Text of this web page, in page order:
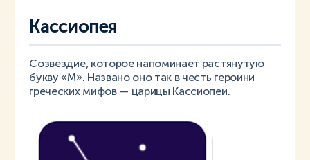
Кассиопея
Созвездие, которое напоминает растянутую
букву «М». Названо оно так в честь героини
греческих мифов — царицы Кассиопеи.